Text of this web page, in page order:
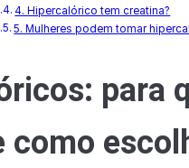
4. Hipercalórico tem creatina?
5. Mulheres podem tomar
para
como